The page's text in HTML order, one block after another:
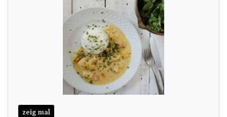
zeig mal